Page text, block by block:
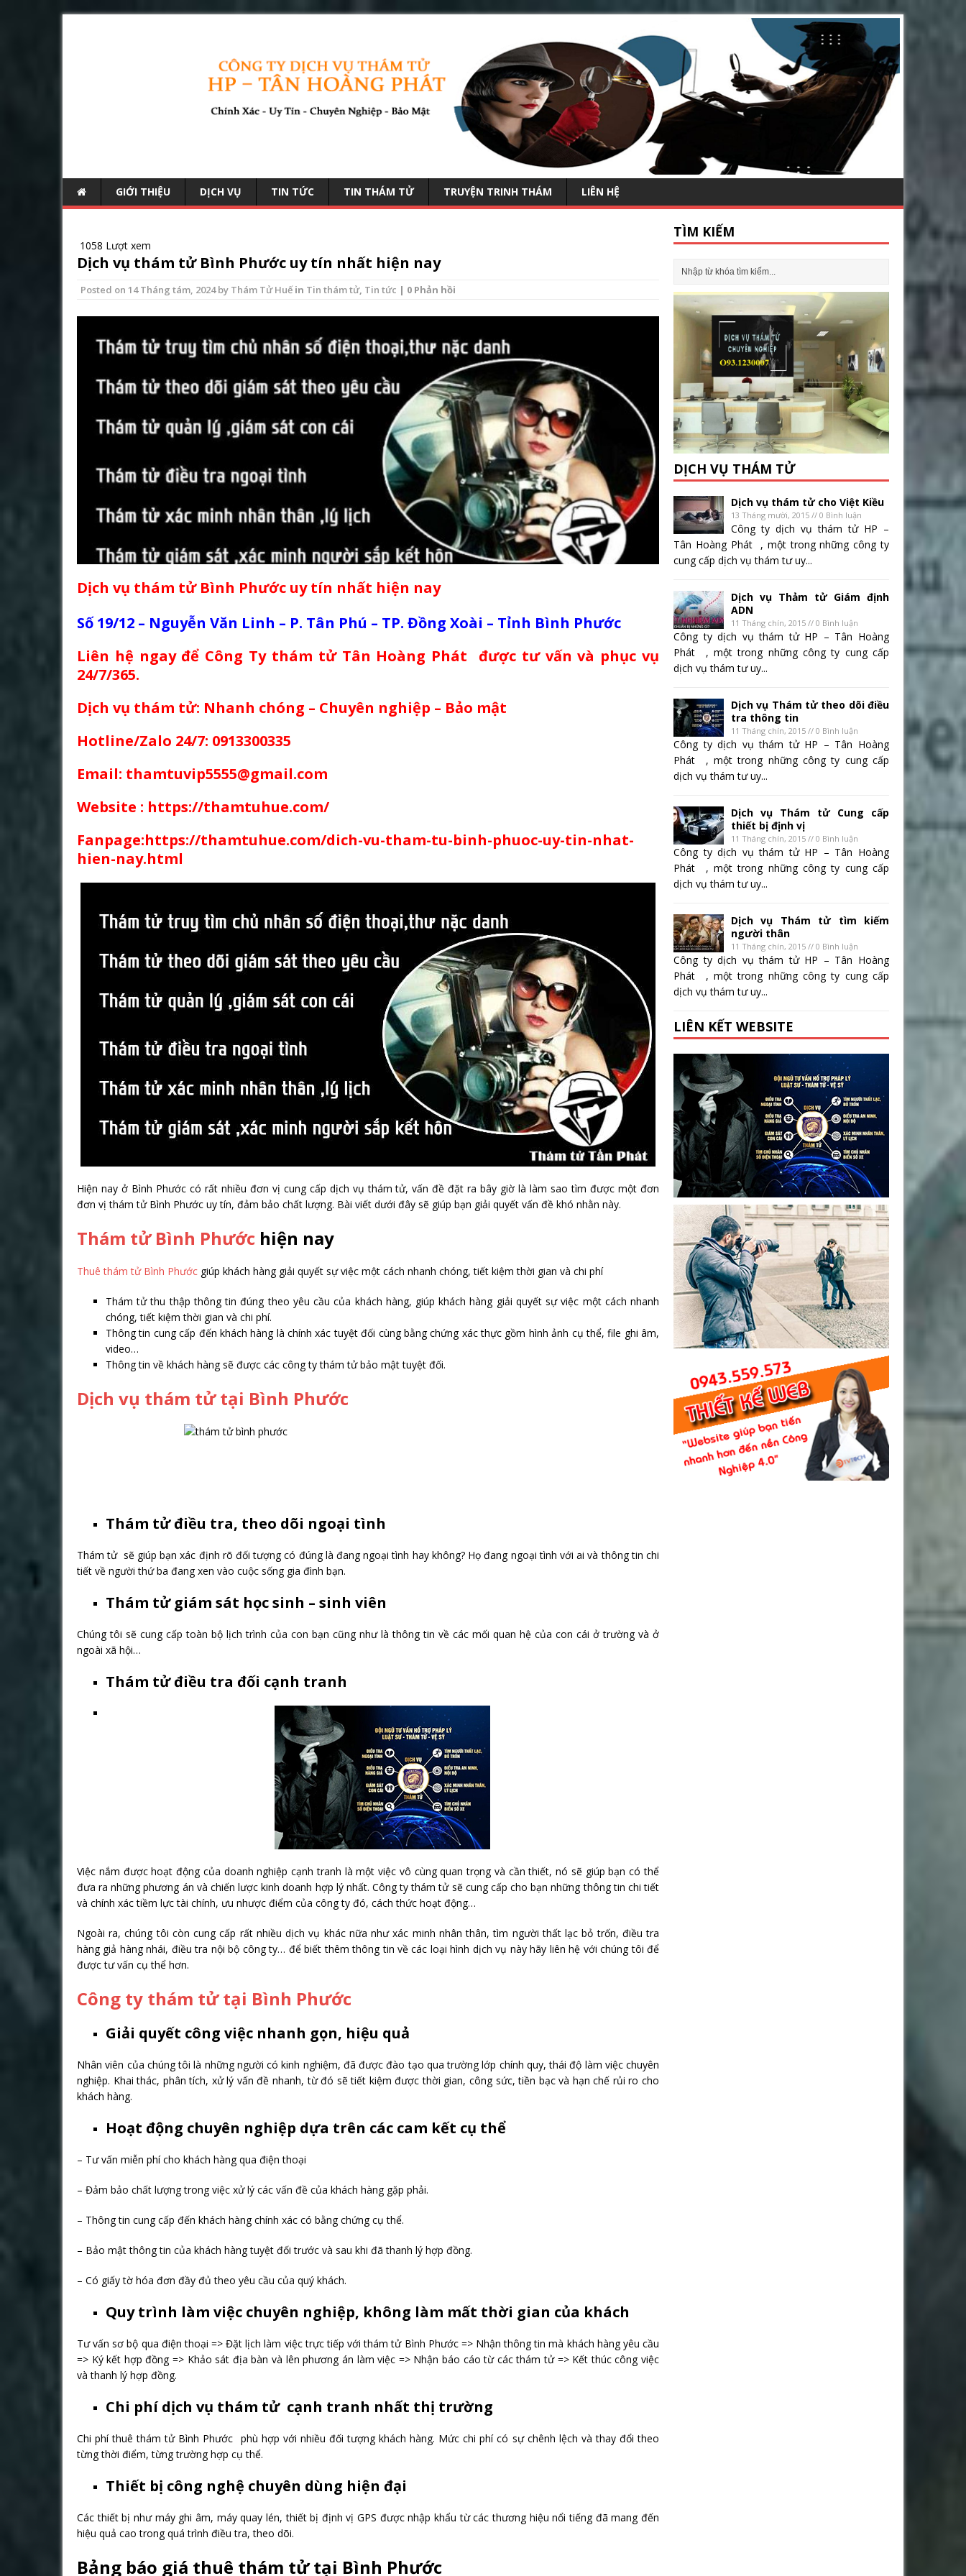
GIỚI THIỆU DỊCH VỤ TIN TỨC TIN THÁM TỬ TRUYỆN TRINH THÁM LIÊN HỆ
1058 Lượt xem
Dịch vụ thám tử Bình Phước uy tín nhất hiện nay
Posted on 14 Tháng tám, 2024by Thám Tử Huếin Tin thám tử, Tin tức | 0 Phản hồi
Dịch vụ thám tử Bình Phước uy tín nhất hiện nay
Số 19/12 – Nguyễn Văn Linh – P. Tân Phú – TP. Đồng Xoài – Tỉnh Bình Phước
Liên hệ ngay để Công Ty thám tử Tân Hoàng Phát được tư vấn và phục vụ
24/7/365.
Dịch vụ thám tử: Nhanh chóng – Chuyên nghiệp – Bảo mật
Hotline/Zalo 24/7: 0913300335
Email: thamtuvip5555@gmail.com
Website : https://thamtuhue.com/
Fanpage:https://thamtuhue.com/dich-vu-tham-tu-binh-phuoc-uy-tin-nhat-
hien-nay.html
Hiện nay ở Bình Phước có rất nhiều đơn vị cung cấp dịch vụ thám tử, vấn đề đặt ra bây giờ là làm sao tìm được một đơn
đơn vị thám tử Bình Phước uy tín, đảm bảo chất lượng. Bài viết dưới đây sẽ giúp bạn giải quyết vấn đề khó nhằn này.
Thám tử Bình Phước hiện nay
Thuê thám tử Bình Phước giúp khách hàng giải quyết sự việc một cách nhanh chóng, tiết kiệm thời gian và chi phí
Thám tử thu thập thông tin đúng theo yêu cầu của khách hàng, giúp khách hàng giải quyết sự việc một cách nhanh
chóng, tiết kiệm thời gian và chi phí.
Thông tin cung cấp đến khách hàng là chính xác tuyệt đối cùng bằng chứng xác thực gồm hình ảnh cụ thể, file ghi âm,
video…
Thông tin về khách hàng sẽ được các công ty thám tử bảo mật tuyệt đối.
Dịch vụ thám tử tại Bình Phước
Thám tử điều tra, theo dõi ngoại tình
Thám tử sẽ giúp bạn xác định rõ đối tượng có đúng là đang ngoại tình hay không? Họ đang ngoại tình với ai và thông tin chi
tiết về người thứ ba đang xen vào cuộc sống gia đình bạn.
Thám tử giám sát học sinh – sinh viên
Chúng tôi sẽ cung cấp toàn bộ lịch trình của con bạn cũng như là thông tin về các mối quan hệ của con cái ở trường và ở
ngoài xã hội…
Thám tử điều tra đối cạnh tranh
Việc nắm được hoạt động của doanh nghiệp cạnh tranh là một việc vô cùng quan trọng và cần thiết, nó sẽ giúp bạn có thể
đưa ra những phương án và chiến lược kinh doanh hợp lý nhất. Công ty thám tử sẽ cung cấp cho bạn những thông tin chi tiết
và chính xác tiềm lực tài chính, ưu nhược điểm của công ty đó, cách thức hoạt động…
Ngoài ra, chúng tôi còn cung cấp rất nhiều dịch vụ khác nữa như xác minh nhân thân, tìm người thất lạc bỏ trốn, điều tra
hàng giả hàng nhái, điều tra nội bộ công ty… để biết thêm thông tin về các loại hình dịch vụ này hãy liên hệ với chúng tôi để
được tư vấn cụ thể hơn.
Công ty thám tử tại Bình Phước
Giải quyết công việc nhanh gọn, hiệu quả
Nhân viên của chúng tôi là những người có kinh nghiệm, đã được đào tạo qua trường lớp chính quy, thái độ làm việc chuyên
nghiệp. Khai thác, phân tích, xử lý vấn đề nhanh, từ đó sẽ tiết kiệm được thời gian, công sức, tiền bạc và hạn chế rủi ro cho
khách hàng.
Hoạt động chuyên nghiệp dựa trên các cam kết cụ thể
– Tư vấn miễn phí cho khách hàng qua điện thoại
– Đảm bảo chất lượng trong việc xử lý các vấn đề của khách hàng gặp phải.
– Thông tin cung cấp đến khách hàng chính xác có bằng chứng cụ thể.
– Bảo mật thông tin của khách hàng tuyệt đối trước và sau khi đã thanh lý hợp đồng.
– Có giấy tờ hóa đơn đầy đủ theo yêu cầu của quý khách.
Quy trình làm việc chuyên nghiệp, không làm mất thời gian của khách
Tư vấn sơ bộ qua điện thoại => Đặt lịch làm việc trực tiếp với thám tử Bình Phước => Nhận thông tin mà khách hàng yêu cầu
=> Ký kết hợp đồng => Khảo sát địa bàn và lên phương án làm việc => Nhận báo cáo từ các thám tử => Kết thúc công việc
và thanh lý hợp đồng.
Chi phí dịch vụ thám tử cạnh tranh nhất thị trường
Chi phí thuê thám tử Bình Phước phù hợp với nhiều đối tượng khách hàng. Mức chi phí có sự chênh lệch và thay đổi theo
từng thời điểm, từng trường hợp cụ thể.
Thiết bị công nghệ chuyên dùng hiện đại
Các thiết bị như máy ghi âm, máy quay lén, thiết bị định vị GPS được nhập khẩu từ các thương hiệu nổi tiếng đã mang đến
hiệu quả cao trong quá trình điều tra, theo dõi.
Bảng báo giá thuê thám tử tại Bình Phước
TÌM KIẾM
DỊCH VỤ THÁM TỬ
Dịch vụ thám tử cho Việt Kiều
13 Tháng mười, 2015 // 0 Bình luận
Công ty dịch vụ thám tử HP –
Tân Hoàng Phát , một trong những công ty
cung cấp dịch vụ thám tư uy...
Dịch vụ Thảm tử Giám định
ADN
11 Tháng chín, 2015 // 0 Bình luận
Công ty dịch vụ thám tử HP – Tân Hoàng
Phát , một trong những công ty cung cấp
dịch vụ thám tư uy...
Dịch vụ Thám tử theo dõi điều
tra thông tin
11 Tháng chín, 2015 // 0 Bình luận
Công ty dịch vụ thám tử HP – Tân Hoàng
Phát , một trong những công ty cung cấp
dịch vụ thám tư uy...
Dịch vụ Thám tử Cung cấp
thiết bị định vị
11 Tháng chín, 2015 // 0 Bình luận
Công ty dịch vụ thám tử HP – Tân Hoàng
Phát , một trong những công ty cung cấp
dịch vụ thám tư uy...
Dịch vụ Thám tử tìm kiếm
người thân
11 Tháng chín, 2015 // 0 Bình luận
Công ty dịch vụ thám tử HP – Tân Hoàng
Phát , một trong những công ty cung cấp
dịch vụ thám tư uy...
LIÊN KẾT WEBSITE